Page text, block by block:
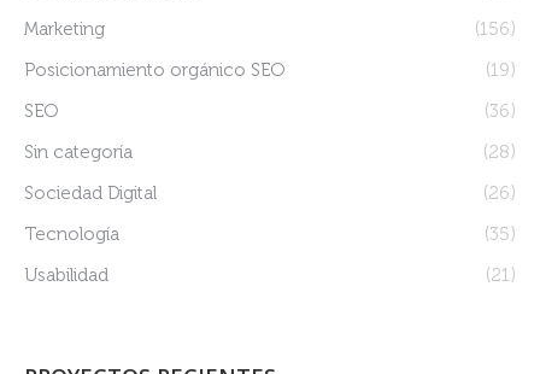
Marketing
(156)
Posicionamiento orgánico SEO
(19)
SEO
(36)
Sin categoría
(28)
Sociedad Digital
(26)
Tecnología
(35)
Usabilidad
(21)